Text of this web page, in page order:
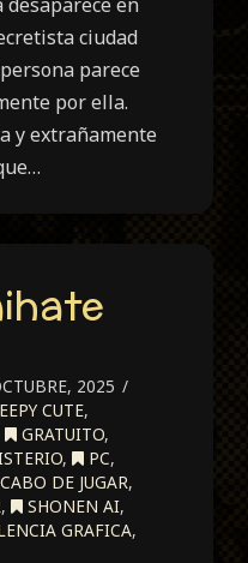
ciudad
parece
por ella.
y extrañamente
2025
CUTE,
GRATUITO,
, PC,
DE JUGAR,
, SHONEN AI,
GRAFICA,